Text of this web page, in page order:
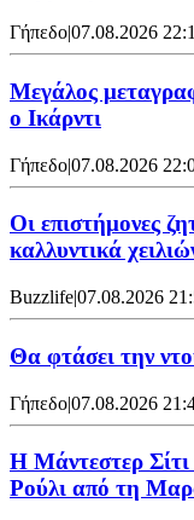
Γήπεδο|07.08.2026
Μεγάλος
ο Ικάρντι
Γήπεδο|07.08.2026
Οι επιστήμονες
καλλυντικά
Buzzlife|07.08.2026
Θα φτάσει την
Γήπεδο|07.08.2026
Η Μάντεστερ
Ρούλι από τη